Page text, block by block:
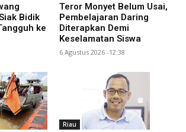
Bidik
ke
Teror Monyet Belum Usai,
Pembelajaran Daring
Diterapkan Demi
Keselamatan Siswa
6 Agustus 2026 -12:38
Riau